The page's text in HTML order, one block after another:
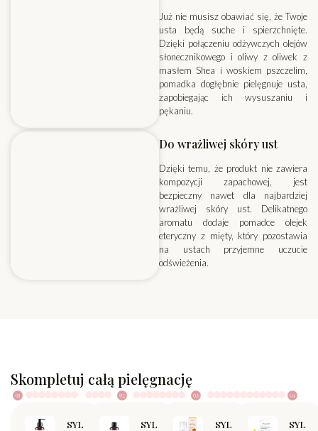
Już nie musisz obawiać się, że Twoje
usta będą suche i spierzchnięte.
Dzięki połączeniu odżywczych olejów
słonecznikowego i oliwy z oliwek z
masłem Shea i woskiem pszczelim,
pomadka dogłębnie pielęgnuje usta,
zapobiegając ich wysuszaniu i
pękaniu.
Do wrażliwej skóry ust
Dzięki temu, że produkt nie zawiera
kompozycji zapachowej, jest
bezpieczny nawet dla najbardziej
wrażliwej skóry ust. Delikatnego
aromatu dodaje pomadce olejek
eteryczny z mięty, który pozostawia
na ustach przyjemne uczucie
odświeżenia.
Skompletuj całą pielęgnację
SYL
SYL
SYL
SYL